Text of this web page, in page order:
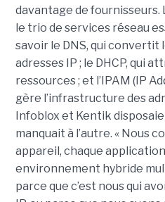
davantage de fournisseurs.
le trio de services réseau
savoir le DNS, qui convertit
adresses IP ; le DHCP, qui
ressources ; et l’IPAM (IP
gère l’infrastructure des
Infoblox et Kentik
manquait à l’autre. « Nous
appareil, chaque
environnement hybride
parce que c’est nous qui